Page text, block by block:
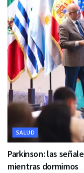
SALUD
Parkinson: las
mientras dormimos